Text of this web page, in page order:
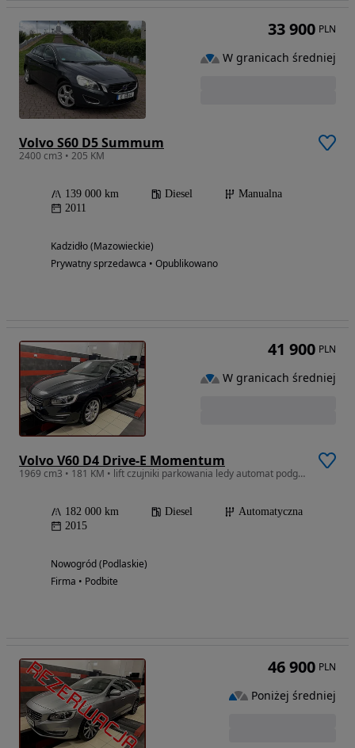
Volvo S60 D5 Summum
2400 cm3 • 205 KM
139 000 km Diesel
Manualna
2011
Kadzidło (Mazowieckie)
Prywatny sprzedawca • Opublikowano
33 900 PLN
W granicach średniej
Volvo V60 D4 Drive-E Momentum
1969 cm3 • 181 KM • lift czujniki parkowania ledy automat podgrzewane fotele
182 000 km Diesel
Automatyczna
2015
Nowogród (Podlaskie)
Firma • Podbite
41 900 PLN
W granicach średniej
46 900 PLN
Poniżej średniej